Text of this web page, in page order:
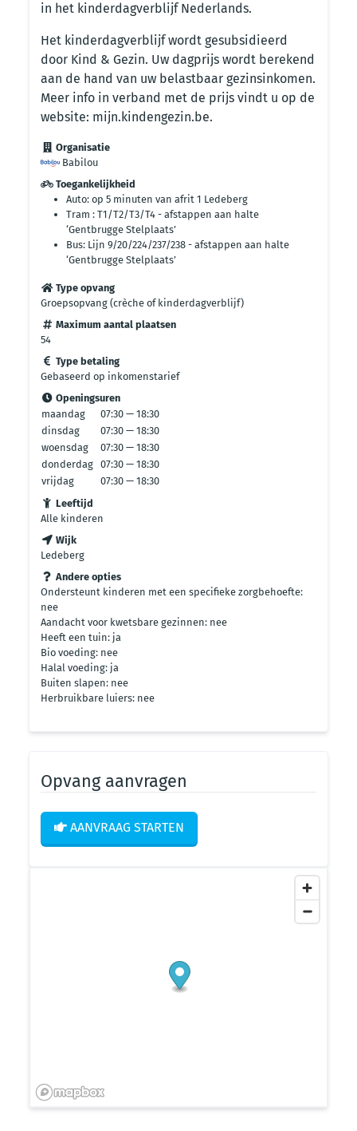
in het kinderdagverblijf Nederlands.
Het kinderdagverblijf wordt gesubsidieerd
door Kind & Gezin. Uw dagprijs wordt berekend
aan de hand van uw belastbaar gezinsinkomen.
Meer info in verband met de prijs vindt u op de
website: mijn.kindengezin.be.
Organisatie
Babilou
Toegankelijkheid
Auto: op 5 minuten van afrit 1 Ledeberg
Tram : T1/T2/T3/T4 - afstappen aan halte
‘Gentbrugge Stelplaats’
Bus: Lijn 9/20/224/237/238 - afstappen aan halte
‘Gentbrugge Stelplaats’
Type opvang
Groepsopvang (crèche of kinderdagverblijf)
Maximum aantal plaatsen
54
Type betaling
Gebaseerd op inkomenstarief
Openingsuren
maandag
07:30 — 18:30
dinsdag
07:30 — 18:30
woensdag
07:30 — 18:30
donderdag 07:30 — 18:30
vrijdag
07:30 — 18:30
Leeftijd
Alle kinderen
Wijk
Ledeberg
Andere opties
Ondersteunt kinderen met een specifieke zorgbehoefte:
nee
Aandacht voor kwetsbare gezinnen: nee
Heeft een tuin: ja
Bio voeding: nee
Halal voeding: ja
Buiten slapen: nee
Herbruikbare luiers: nee
Opvang aanvragen
AANVRAAG STARTEN